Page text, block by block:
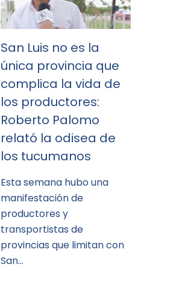
San Luis no es la
única provincia que
complica la vida de
los productores:
Roberto Palomo
relató la odisea de
los tucumanos
Esta semana hubo una
manifestación de
productores y
transportistas de
provincias que limitan con
San…